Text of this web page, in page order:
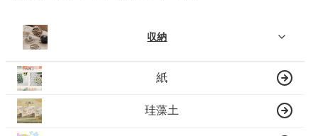
収納
紙
珪藻土